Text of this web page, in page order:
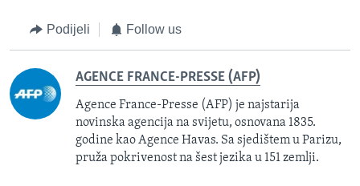
Podijeli Follow us
AGENCE FRANCE-PRESSE (AFP)
Agence France-Presse (AFP) je najstarija
novinska agencija na svijetu, osnovana 1835.
godine kao Agence Havas. Sa sjedištem u Parizu,
pruža pokrivenost na šest jezika u 151 zemlji.